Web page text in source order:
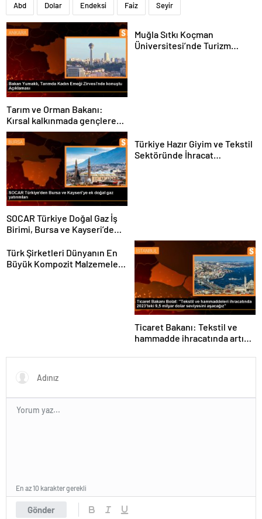
Abd Dolar Endeksi Faiz Seyir
Tarım ve Orman Bakanı:
Kırsal kalkınmada gençlere
ve kadınlara pozitif ayrımcılık
yapıyoruz
Muğla Sıtkı Koçman
Üniversitesi’nde Turizm
SOCAR Türkiye Doğal Gaz İş
Birimi, Bursa ve Kayseri’de
Türkiye Hazır Giyim ve Tekstil
Sektöründe İhracat
Türk Şirketleri Dünyanın En
Büyük Kompozit Malzemeler
Ticaret Bakanı: Tekstil ve
hammadde ihracatında artış
Gönder
En az 10 karakter gerekli